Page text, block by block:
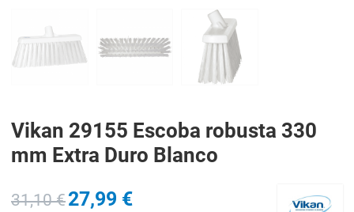
Vikan 29155 Escoba robusta 330
mm Extra Duro Blanco
31,10 €27,99 €